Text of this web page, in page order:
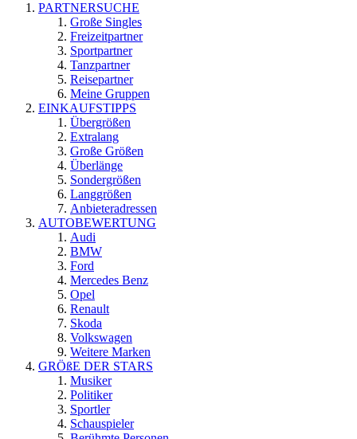
PARTNERSUCHE
Große Singles
Freizeitpartner
Sportpartner
Tanzpartner
Reisepartner
Meine Gruppen
EINKAUFSTIPPS
Übergrößen
Extralang
Große Größen
Überlänge
Sondergrößen
Langgrößen
Anbieteradressen
AUTOBEWERTUNG
Audi
BMW
Ford
Mercedes Benz
Opel
Renault
Skoda
Volkswagen
Weitere Marken
GRÖßE DER STARS
Musiker
Politiker
Sportler
Schauspieler